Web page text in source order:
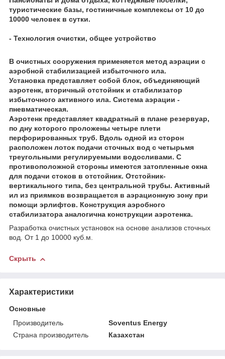
туристические базы, гостиничные комплексы от 10 до
10000 человек в сутки.
- Технология очистки, общее устройство
В очистных сооружения применяется метод аэрации с
аэробной стабилизацией избыточного ила.
Установка представляет собой блок, объединяющий
аэротенк, вторичный отстойник и стабилизатор
избыточного активного ила. Система аэрации -
пневматическая.
Аэротенк представляет квадратный в плане резервуар,
по дну которого проложены четыре плети
перфорированных труб. Вдоль одной из сторон
расположен лоток подачи сточных вод с четырьмя
треугольными регулируемыми водосливами. С
противоположной стороны имеются затопленные окна
для подачи стоков в отстойник. Отстойник-
вертикального типа, без центральной трубы. Активный
ил из приямков возвращается в аэрационную зону при
помощи эрлифтов. Конструкция аэробного
стабилизатора аналогична конструкции аэротенка.
Разработка очистных установок на основе анализов сточных
вод. От 1 до 10000 куб.м.
Скрыть
Характеристики
Основные
Производитель
Soventus Energy
Страна производитель
Казахстан